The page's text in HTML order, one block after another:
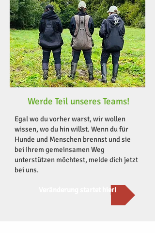
Werde Teil unseres Teams!
Egal wo du vorher warst, wir wollen
wissen, wo du hin willst. Wenn du für
Hunde und Menschen brennst und sie
bei ihrem gemeinsamen Weg
unterstützen möchtest, melde dich jetzt
bei uns.
Veränderung startet hier!